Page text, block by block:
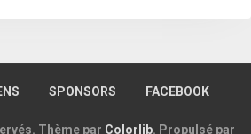
SPONSORS FACEBOOK
Thème par Colorlib. Propulsé par